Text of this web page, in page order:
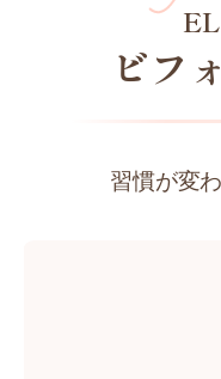
ビフ
習慣が変